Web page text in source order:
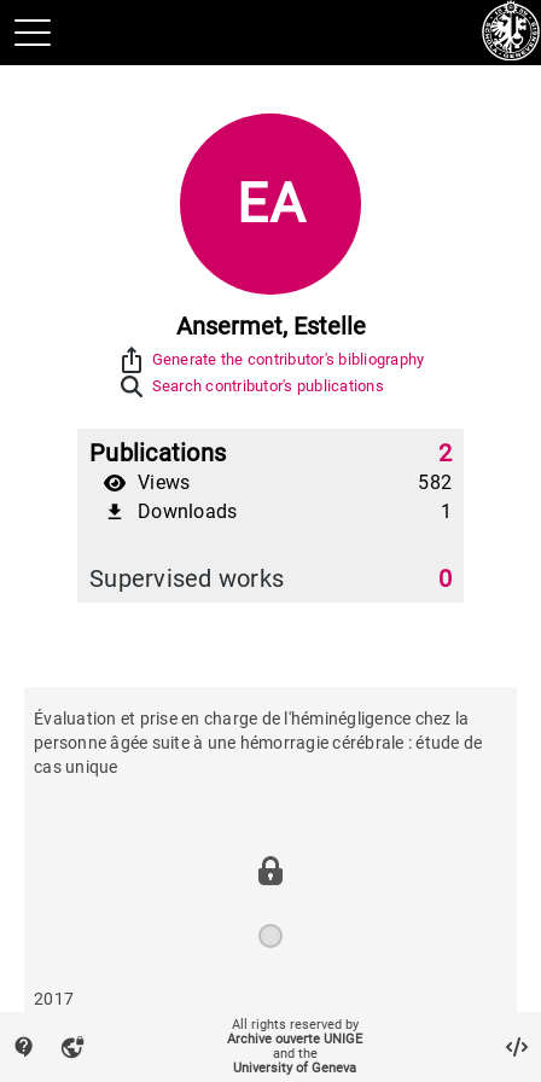
EA
Ansermet, Estelle
ios_share Generate the contributor's bibliography
Search contributor's publications
Publications 2
Views 582
file_download Downloads 1
Supervised works 0
Évaluation et prise en charge de l'héminégligence chez la
personne âgée suite à une hémorragie cérébrale : étude de
cas unique
2017
410
contact_support vpn_lock
All rights reserved by
Archive ouverte UNIGE
and the
University of Geneva